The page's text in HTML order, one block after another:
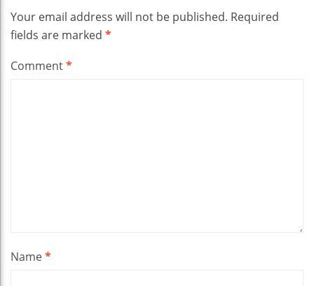
Your email address will not be published. Required
fields are marked *
Comment*
Name*